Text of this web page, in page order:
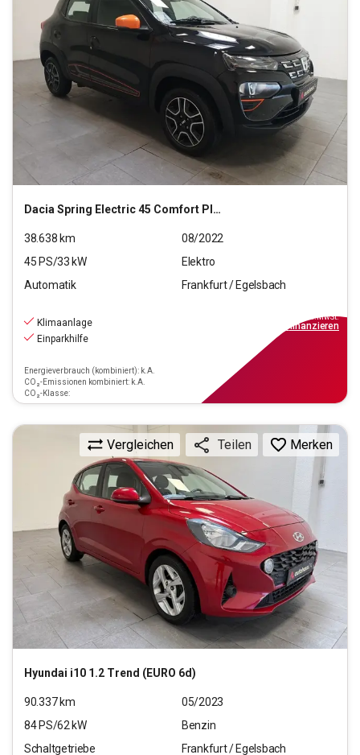
DaciaSpring Electric 45 Comfort Plus
38.638 km
08/2022
45 PS/33 kW
Elektro
Automatik
Frankfurt / Egelsbach
Klimaanlage
Einparkhilfe
Energieverbrauch (kombiniert): k.A.
CO₂-Emissionen kombiniert: k.A.
CO₂-Klasse:
inkl.MwSt.
finanzieren
Hyundai i10 1.2 Trend (EURO 6d)
Vergleichen Teilen Merken
90.337km
05/2023
84PS/62 kW
Benzin
Schaltgetriebe
Frankfurt / Egelsbach